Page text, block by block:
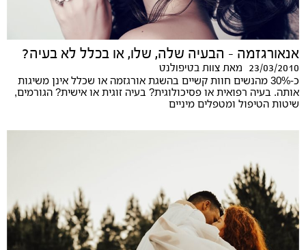
אנאורגזמה - הבעיה שלה, שלו, או בכלל לא בעיה?
23/03/2010 מאת צוות בטיפולנט
כ-30% מהנשים חוות קשיים בהשגת אורגזמה או שכלל אינן משיגות
אותה. בעיה רפואית או פסיכולוגית? בעיה זוגית או אישית? הגורמים,
שיטות הטיפול ומטפלים מיניים